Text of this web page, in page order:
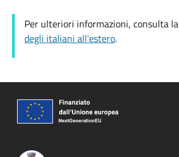
Per ulteriori informazioni, consulta la
degli italiani all'estero.